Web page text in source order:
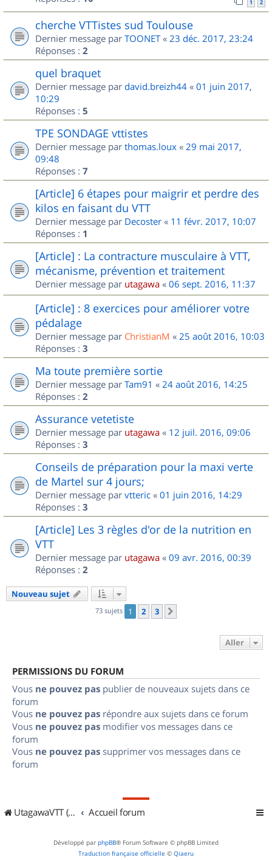
1 2
cherche VTTistes sud Toulouse
Dernier message par TOONET« 23 déc. 2017, 23:24
Réponses : 2
quel braquet
Dernier message par david.breizh44 « 01 juin 2017,
10:29
Réponses : 5
TPE SONDAGE vttistes
Dernier message par thomas.loux « 29 mai 2017,
09:48
Réponses : 7
[Article] 6 étapes pour maigrir et perdre des
kilos en faisant du VTT
Dernier message par Decoster « 11 févr. 2017, 10:07
Réponses : 1
[Article] : La contracture musculaire à VTT,
mécanisme, prévention et traitement
Dernier message par utagawa « 06 sept. 2016, 11:37
[Article] : 8 exercices pour améliorer votre
pédalage
Dernier message par ChristianM « 25 août 2016, 10:03
Réponses : 3
Ma toute première sortie
Dernier message par Tam91 « 24 août 2016, 14:25
Réponses : 2
Assurance vetetiste
Dernier message par utagawa « 12 juil. 2016, 09:06
Réponses : 3
Conseils de préparation pour la maxi verte
de Martel sur 4 jours;
Dernier message par vtteric « 01 juin 2016, 14:29
Réponses : 3
[Article] Les 3 règles d'or de la nutrition en
VTT
Dernier message par utagawa « 09 avr. 2016, 00:39
Réponses : 2
Nouveau sujet
73 sujets 1 2 3
Aller
PERMISSIONS DU FORUM
Vous ne pouvez pas publier de nouveaux sujets dans ce
forum
Vous ne pouvez pas répondre aux sujets dans ce forum
Vous ne pouvez pas modifier vos messages dans ce
forum
Vous ne pouvez pas supprimer vos messages dans ce
forum
UtagawaVTT (Randos VTT et VTTAE avec traces GPS) Accueil forum
Développé par phpBB® Forum Software © phpBB Limited
Traduction française officielle © Qiaeru